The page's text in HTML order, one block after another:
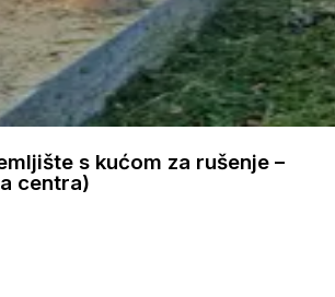
s kućom za rušenje –
centra)